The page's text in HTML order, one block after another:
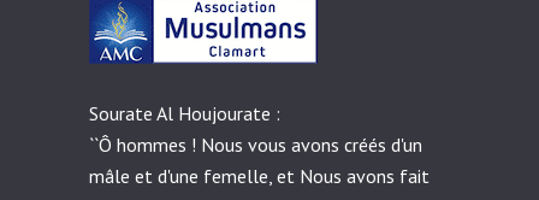
Sourate Al Houjourate :
``Ô hommes ! Nous vous avons créés d'un
mâle et d'une femelle, et Nous avons fait